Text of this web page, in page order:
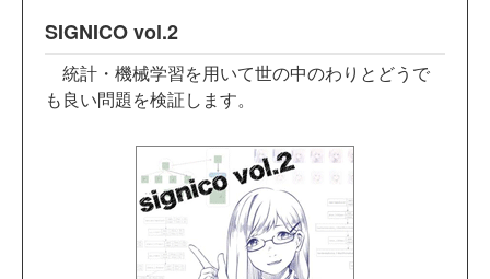
SIGNICO vol.2
統計・機械学習を用いて世の中のわりとどうで
も良い問題を検証します。